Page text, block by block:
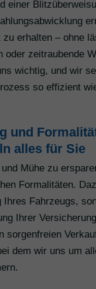
einer
erhalten – ohne
oder zeitraubende
wichtig, und wir
so effizient
und
alles für Sie
Mühe zu
Formalitäten.
Ihres Fahrzeugs,
Ihrer
sorgenfreien
dem wir uns um